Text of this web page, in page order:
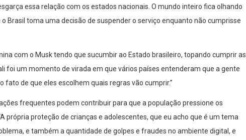
essa relação com os estados nacionais. O mundo inteiro fica olhando
Brasil toma uma decisão de suspender o serviço enquanto não cumprisse
com o Musk tendo que sucumbir ao Estado brasileiro, topando cumprir as
foi um momento de virada em que vários países entenderam que a gente
fato de que eles escolhem quais regras vão cumprir.”
frequentes podem contribuir para que a população pressione os
própria proteção de crianças e adolescentes, que eu acho que é um tema
e também a quantidade de golpes e fraudes no ambiente digital, e